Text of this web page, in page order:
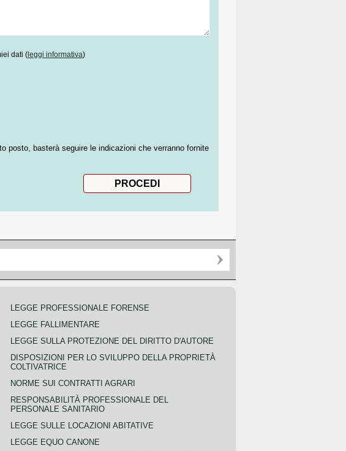
dati ( leggi informativa)
posto, basterà seguire le indicazioni che verranno fornite
LEGGE PROFESSIONALE FORENSE
LEGGE FALLIMENTARE
LEGGE SULLA PROTEZIONE DEL DIRITTO D'AUTORE
DISPOSIZIONI PER LO SVILUPPO DELLA PROPRIETÀ
COLTIVATRICE
NORME SUI CONTRATTI AGRARI
RESPONSABILITÀ PROFESSIONALE DEL
PERSONALE SANITARIO
LEGGE SULLE LOCAZIONI ABITATIVE
LEGGE EQUO CANONE